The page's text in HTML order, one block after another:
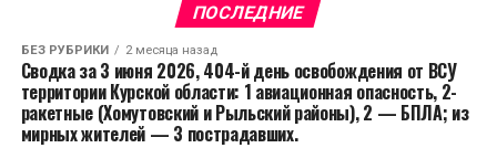
ПОСЛЕДНИЕ
БЕЗ РУБРИКИ 2 месяца назад
Сводка за 3 июня 2026, 404-й день освобождения от ВСУ
территории Курской области: 1 авиационная опасность, 2-
ракетные (Хомутовский и Рыльский районы), 2 — БПЛА; из
мирных жителей — 3 пострадавших.